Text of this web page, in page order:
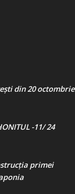
din 20 octombrie
-11/ 24
primei